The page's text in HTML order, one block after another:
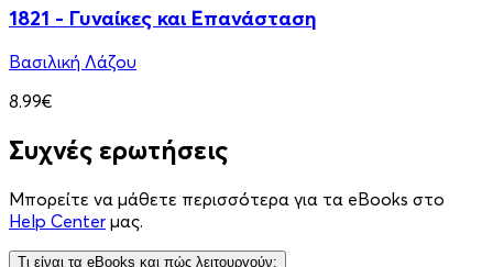
1821 - Γυναίκες και Επανάσταση
Βασιλική Λάζου
8.99€
Συχνές ερωτήσεις
Μπορείτε να μάθετε περισσότερα για τα eBooks στο
Help Center μας.
Τι είναι τα eBooks και πώς λειτουργούν;